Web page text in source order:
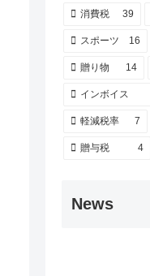
消費税 39
スポーツ 16
贈り物 14
インボイス
軽減税率 7
贈与税 4
News